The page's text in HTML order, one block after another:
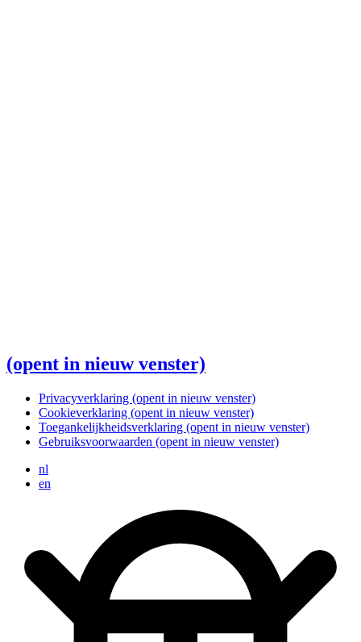
(opent in nieuw venster)
Privacyverklaring (opent in nieuw venster)
Cookieverklaring (opent in nieuw venster)
Toegankelijkheidsverklaring (opent in nieuw venster)
Gebruiksvoorwaarden (opent in nieuw venster)
nl
en